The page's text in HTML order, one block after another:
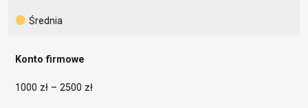
Średnia
Konto firmowe
1000 zł – 2500 zł